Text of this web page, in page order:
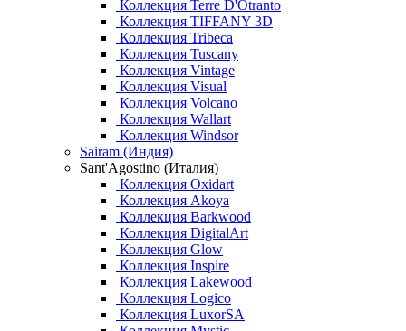
Коллекция Terre D'Otranto
Коллекция TIFFANY 3D
Коллекция Tribeca
Коллекция Tuscany
Коллекция Vintage
Коллекция Visual
Коллекция Volcano
Коллекция Wallart
Коллекция Windsor
Sairam (Индия)
Sant'Agostino (Италия)
Коллекция Oxidart
Коллекция Akoya
Коллекция Barkwood
Коллекция DigitalArt
Коллекция Glow
Коллекция Inspire
Коллекция Lakewood
Коллекция Logico
Коллекция LuxorSA